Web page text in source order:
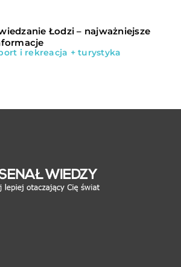
Łodzi – najważniejsze
i rekreacja + turystyka